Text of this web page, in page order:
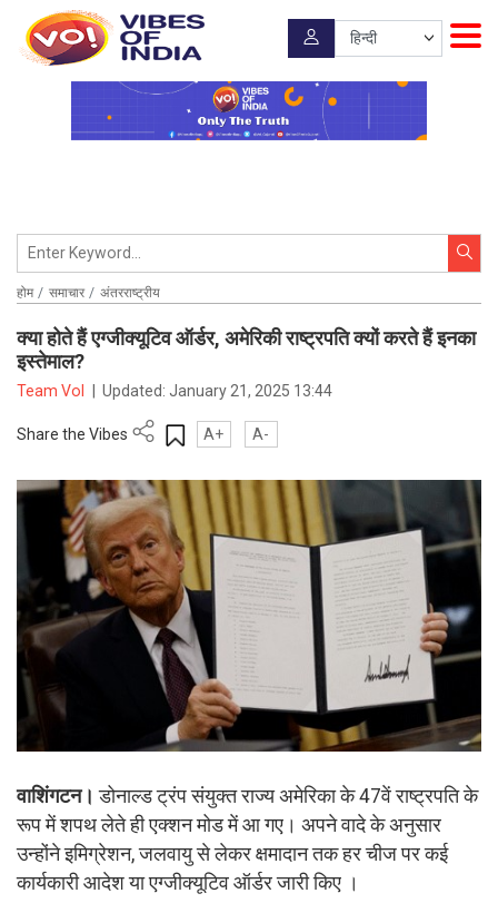
होम समाचार अंतरराष्ट्रीय
क्या होते हैं एग्जीक्यूटिव ऑर्डर, अमेरिकी राष्ट्रपति क्यों करते हैं इनका
इस्तेमाल?
Team VoI Updated:January 21, 2025 13:44
Share the Vibes A+ A-
वाशिंगटन।डोनाल्ड ट्रंप संयुक्त राज्य अमेरिका के 47वें राष्ट्रपति के
रूप में शपथ लेते ही एक्शन मोड में आ गए। अपने वादे के अनुसार
उन्होंने इमिग्रेशन, जलवायु से लेकर क्षमादान तक हर चीज पर कई
कार्यकारी आदेश या एग्जीक्यूटिव ऑर्डर जारी किए ।